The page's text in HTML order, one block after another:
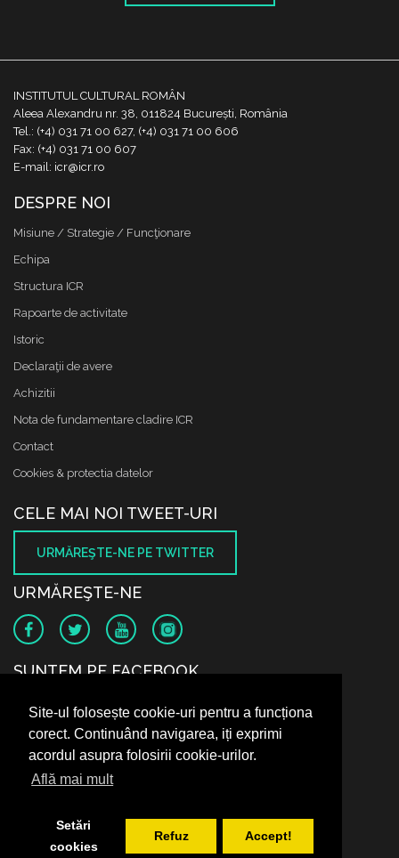
Site-ul folosește cookie-uri pentru a funcționa
corect. Continuând navigarea, iți exprimi
acordul asupra folosirii cookie-urilor.
Află mai mult
Setări
cookies
Refuz Accept!
INSTITUTUL CULTURAL ROMÂN
Aleea Alexandru nr. 38, 011824 București, România
Tel.: (+4) 031 71 00 627, (+4) 031 71 00 606
Fax: (+4) 031 71 00 607
E-mail: icr@icr.ro
DESPRE NOI
Misiune / Strategie / Funcţionare
Echipa
Structura ICR
Rapoarte de activitate
Istoric
Declaraţii de avere
Achizitii
Nota de fundamentare cladire ICR
Contact
Cookies & protectia datelor
CELE MAI NOI TWEET-URI
URMĂREŞTE-NE PE TWITTER
URMĂREŞTE-NE
SUNTEM PE FACEBOOK